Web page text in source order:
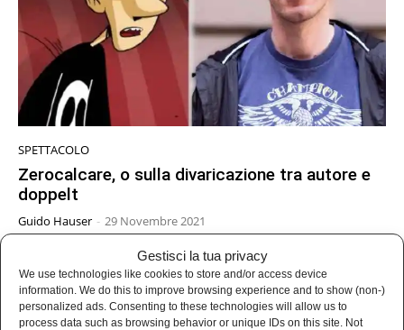
Gestisci la tua privacy
We use technologies like cookies to store and/or access device
information. We do this to improve browsing experience and to show (non-)
personalized ads. Consenting to these technologies will allow us to
process data such as browsing behavior or unique IDs on this site. Not
SPETTACOLO
Zerocalcare, o sulla divaricazione tra autore e
doppelt
Guido Hauser - 29 Novembre 2021
5 6 7